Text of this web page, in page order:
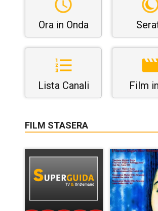
Ora in Onda
Lista Canali Film
FILM STASERA